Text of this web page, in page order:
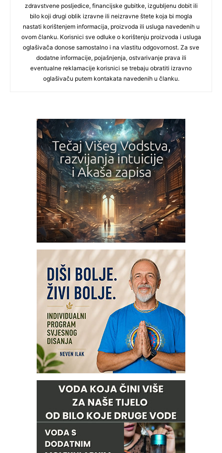
zdravstvene posljedice, financijske gubitke, izgubljenu dobit ili
bilo koji drugi oblik izravne ili neizravne štete koja bi mogla
nastati korištenjem informacija, proizvoda ili usluga navedenih u
ovom članku. Korisnici sve odluke o korištenju proizvoda i usluga
oglašivača donose samostalno i na vlastitu odgovornost. Za sve
dodatne informacije, pojašnjenja, ostvarivanje prava ili
eventualne reklamacije korisnici se trebaju obratiti izravno
oglašivaču putem kontakata navedenih u članku.